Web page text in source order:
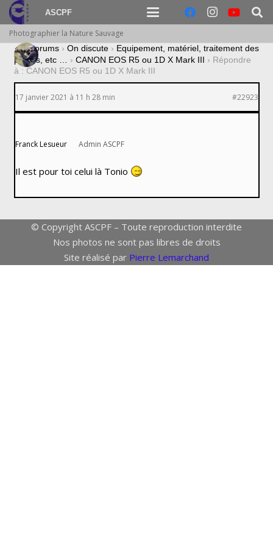
ASCPF
Photographier la Nature Sauvage
› Forums › On discute › Equipement, matériel, traitement des
photos, etc … › CANON EOS R5 ou 1D X Mark III › Répondre
à : CANON EOS R5 ou 1D X Mark III
17 janvier 2021 à 11 h 28 min #22923
Franck Lesueur Admin ASCPF
Il est pour toi celui là Tonio
© Copyright ASCPF – Toute reproduction interdite
Nos photos ne sont pas libres de droits
Site réalisé par Pierre Lemarchand